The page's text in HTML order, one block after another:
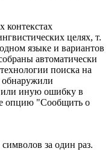
контекстах
целях, т.
языке и вариантов
автоматически
поиска на
иную ошибку в
опцию "Сообщить о
символов за один раз.